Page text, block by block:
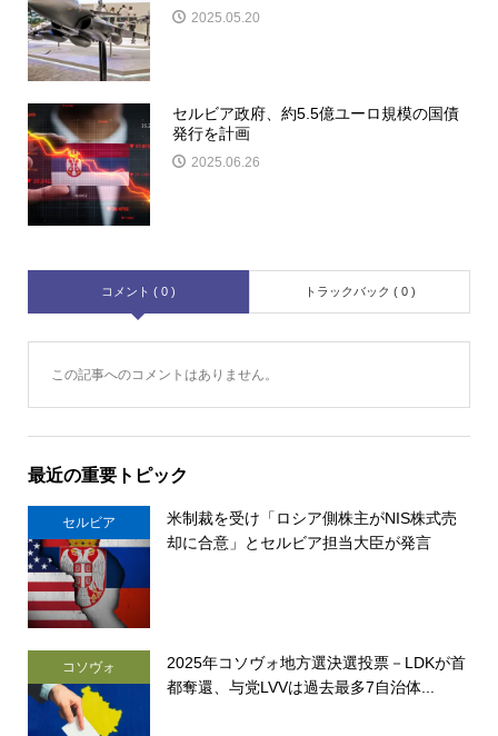
2025.05.20
セルビア政府、約5.5億ユーロ規模の国債
発行を計画
2025.06.26
コメント ( 0 ) トラックバック ( 0 )
この記事へのコメントはありません。
最近の重要トピック
セルビア
米制裁を受け「ロシア側株主がNIS株式売
却に合意」とセルビア担当大臣が発言
コソヴォ
2025年コソヴォ地方選決選投票－LDKが首
都奪還、与党LVVは過去最多7自治体...